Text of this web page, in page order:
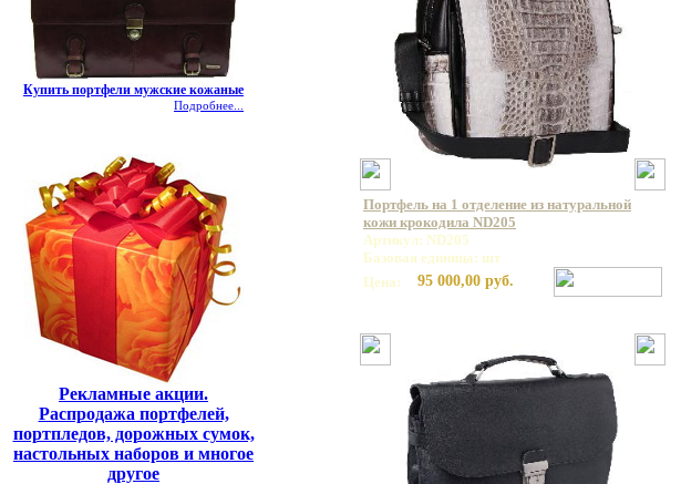
Купить портфели мужские кожаные
Подробнее...
Рекламные акции.
Распродажа портфелей,
портпледов, дорожных сумок,
настольных наборов и многое
другое
Портфель на 1 отделение из натуральной
кожи крокодила ND205
Артикул: ND205
Базовая единица: шт
Цена:
95 000,00 руб.